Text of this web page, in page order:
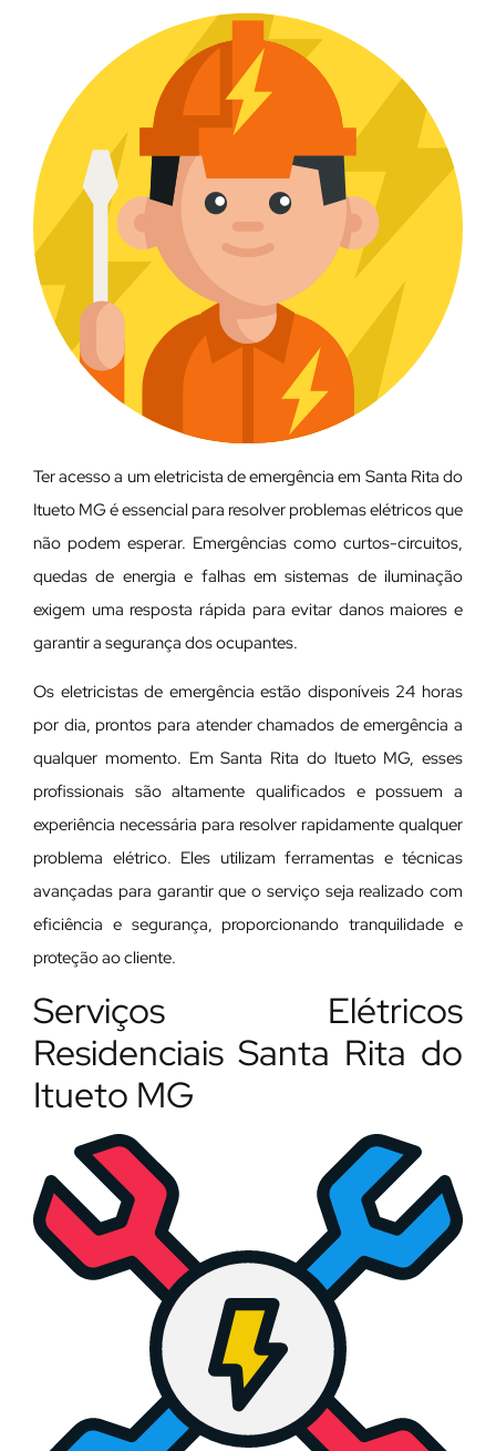
Ter acesso a um eletricista de emergência em Santa Rita do
Itueto MG é essencial para resolver problemas elétricos que
não podem esperar. Emergências como curtos-circuitos,
quedas de energia e falhas em sistemas de iluminação
exigem uma resposta rápida para evitar danos maiores e
garantir a segurança dos ocupantes.
Os eletricistas de emergência estão disponíveis 24 horas
por dia, prontos para atender chamados de emergência a
qualquer momento. Em Santa Rita do Itueto MG, esses
profissionais são altamente qualificados e possuem a
experiência necessária para resolver rapidamente qualquer
problema elétrico. Eles utilizam ferramentas e técnicas
avançadas para garantir que o serviço seja realizado com
eficiência e segurança, proporcionando tranquilidade e
proteção ao cliente.
Serviços Elétricos
Residenciais Santa Rita do
Itueto MG